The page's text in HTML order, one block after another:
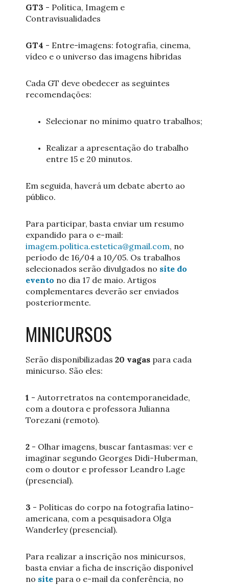
GT3 - Política, Imagem e
Contravisualidades
GT4 - Entre-imagens: fotografia, cinema,
vídeo e o universo das imagens híbridas
Cada GT deve obedecer as seguintes
recomendações:
Selecionar no mínimo quatro trabalhos;
Realizar a apresentação do trabalho
entre 15 e 20 minutos.
Em seguida, haverá um debate aberto ao
público.
Para participar, basta enviar um resumo
expandido para o e-mail:
imagem.politica.estetica@gmail.com, no
período de 16/04 a 10/05. Os trabalhos
selecionados serão divulgados no site do
evento no dia 17 de maio. Artigos
complementares deverão ser enviados
posteriormente.
MINICURSOS
Serão disponibilizadas 20 vagas para cada
minicurso. São eles:
1 - Autorretratos na contemporaneidade,
com a doutora e professora Julianna
Torezani (remoto).
2 - Olhar imagens, buscar fantasmas: ver e
imaginar segundo Georges Didi-Huberman,
com o doutor e professor Leandro Lage
(presencial).
3 - Políticas do corpo na fotografia latino-
americana, com a pesquisadora Olga
Wanderley (presencial).
Para realizar a inscrição nos minicursos,
basta enviar a ficha de inscrição disponível
no site para o e-mail da conferência, no